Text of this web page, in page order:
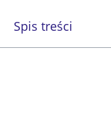
Spis treści